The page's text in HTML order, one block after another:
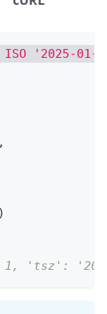
'2025-01-
,
)
'tsz':